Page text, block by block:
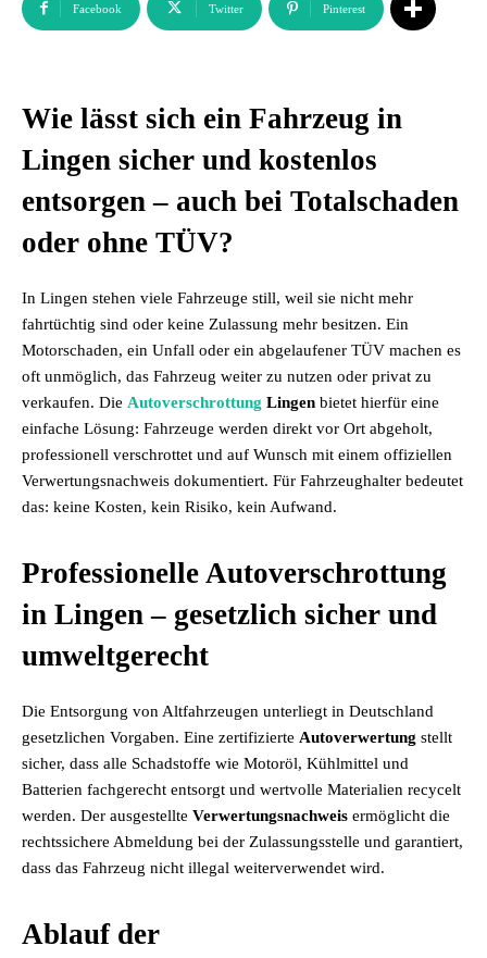
Facebook Twitter Pinterest
Wie lässt sich ein Fahrzeug in
Lingen sicher und kostenlos
entsorgen – auch bei Totalschaden
oder ohne TÜV?
In Lingen stehen viele Fahrzeuge still, weil sie nicht mehr
fahrtüchtig sind oder keine Zulassung mehr besitzen. Ein
Motorschaden, ein Unfall oder ein abgelaufener TÜV machen es
oft unmöglich, das Fahrzeug weiter zu nutzen oder privat zu
verkaufen. Die Autoverschrottung Lingen bietet hierfür eine
einfache Lösung: Fahrzeuge werden direkt vor Ort abgeholt,
professionell verschrottet und auf Wunsch mit einem offiziellen
Verwertungsnachweis dokumentiert. Für Fahrzeughalter bedeutet
das: keine Kosten, kein Risiko, kein Aufwand.
Professionelle Autoverschrottung
in Lingen – gesetzlich sicher und
umweltgerecht
Die Entsorgung von Altfahrzeugen unterliegt in Deutschland
gesetzlichen Vorgaben. Eine zertifizierte Autoverwertung stellt
sicher, dass alle Schadstoffe wie Motoröl, Kühlmittel und
Batterien fachgerecht entsorgt und wertvolle Materialien recycelt
werden. Der ausgestellte Verwertungsnachweis ermöglicht die
rechtssichere Abmeldung bei der Zulassungsstelle und garantiert,
dass das Fahrzeug nicht illegal weiterverwendet wird.
Ablauf der